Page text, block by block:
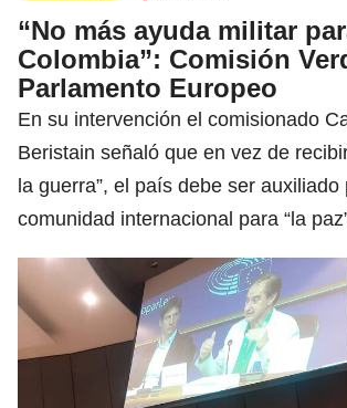
“No más ayuda militar
Colombia”: Comisión
Parlamento Europeo
En su intervención el comisionado
Beristain señaló que en vez de
la guerra”, el país debe ser auxiliado
comunidad internacional para “la